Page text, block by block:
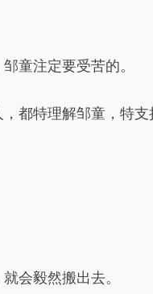
童注定要受苦的。
都特理解邹童，特支
会毅然搬出去。